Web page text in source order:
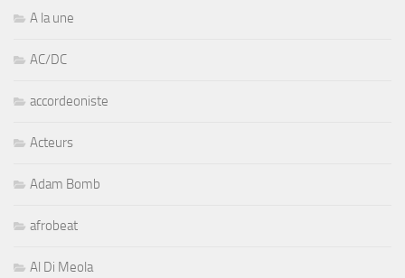
A la une
AC/DC
accordeoniste
Acteurs
Adam Bomb
afrobeat
Al Di Meola